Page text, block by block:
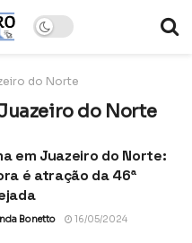
do Norte
do Norte
em Juazeiro do Norte:
é atração da 46ª
Bonetto 16/05/2024